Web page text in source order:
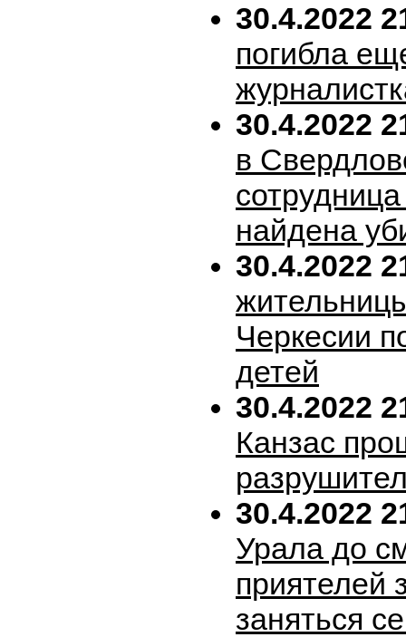
30.4.2022
погибла
30.4.2022
в
найдена
30.4.2022
Черкесии
детей
30.4.2022
Канзас
30.4.2022
Урала до
приятелей
заняться